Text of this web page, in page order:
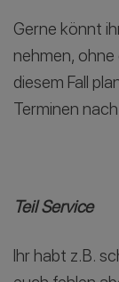
Gerne könnt
nehmen,
diesem Fall
Terminen
Teil Service
Ihr habt z.B.